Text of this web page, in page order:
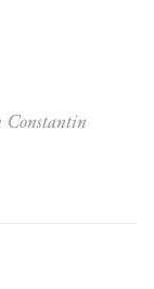
Constantin